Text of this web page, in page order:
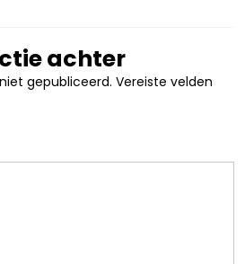
achter
gepubliceerd. Vereiste velden